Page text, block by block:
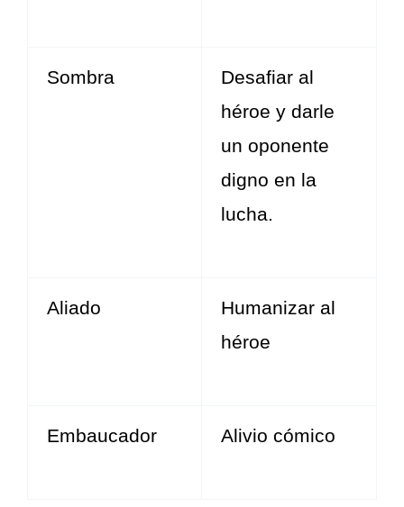
Sombra
Desafiar al
héroe y darle
un oponente
digno en la
lucha.
Aliado
Humanizar al
héroe
Embaucador Alivio cómico